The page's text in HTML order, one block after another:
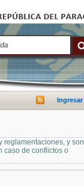
Ingresar
reglamentaciones, y son
caso de conflictos o